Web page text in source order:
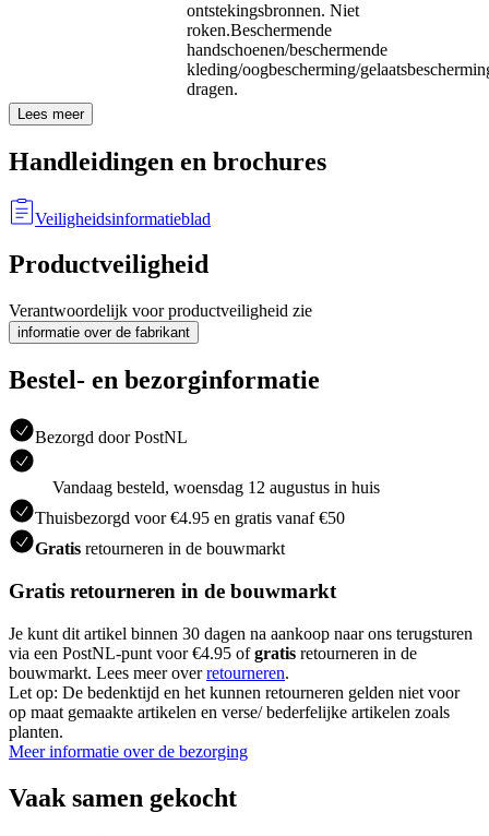
ontstekingsbronnen. Niet
roken.Beschermende
handschoenen/beschermende
kleding/oogbescherming/
dragen.
Lees meer
Handleidingen en brochures
Veiligheidsinformatieblad
Productveiligheid
Verantwoordelijk voor productveiligheid zie
informatie over de fabrikant
Bestel- en bezorginformatie
Bezorgd door PostNL
Vandaag besteld, woensdag 12 augustus in huis
Thuisbezorgd voor €4.95 en gratis vanaf €50
Gratis retourneren in de bouwmarkt
Gratis retourneren in de bouwmarkt
Je kunt dit artikel binnen 30 dagen na aankoop naar ons terugsturen
via een PostNL-punt voor €4.95 ofgratis retourneren in de
bouwmarkt. Lees meer overretourneren.
Let op: De bedenktijd en het kunnen retourneren gelden niet voor
op maat gemaakte artikelen en verse/ bederfelijke artikelen zoals
planten.
Meer informatie over de bezorging
Vaak samen gekocht